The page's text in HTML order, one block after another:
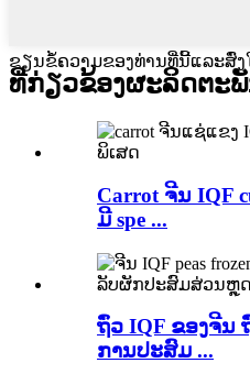
ຂຽນຂໍ້ຄວາມຂອງທ່ານທີ່ນີ້ແລະສົ່ງ
ທີ່ກ່ຽວຂ້ອງຜະ​ລິດ​ຕະ​
Carrot ຈີນ IQF
ມີ spe ...
ຖົ່ວ IQF ຂອງຈີນ
ການປະສົມ ...